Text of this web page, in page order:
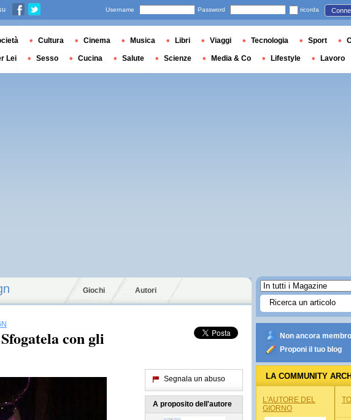
Giochi Autori
con gli
Segnala un abuso
A proposito dell'autore
Non ancora
Proponi il tuo blog
LA COMMUNITY
L'AUTORE DEL
GIORNO
Username Password ricorda
Cultura Cinema Musica Libri Viaggi Tecnologia Sport
Lei Sesso Cucina Salute Scienze Media & Co Lifestyle Lavoro